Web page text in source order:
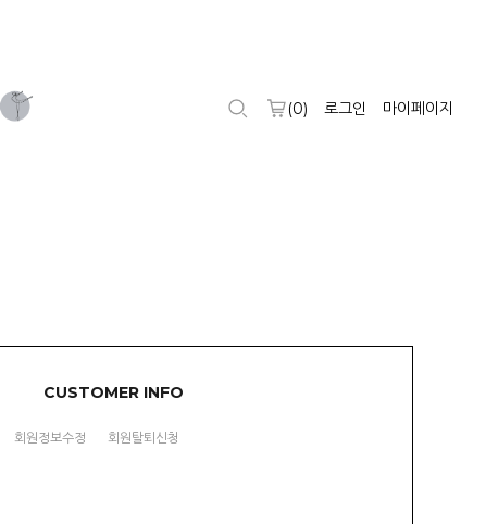
(0) 로그인 마이페이지
CUSTOMER INFO
회원정보수정 회원탈퇴신청